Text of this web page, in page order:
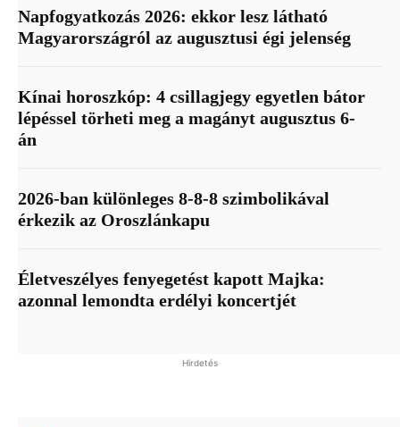
Napfogyatkozás 2026: ekkor lesz látható
Magyarországról az augusztusi égi jelenség
Kínai horoszkóp: 4 csillagjegy egyetlen bátor
lépéssel törheti meg a magányt augusztus 6-
án
2026-ban különleges 8-8-8 szimbolikával
érkezik az Oroszlánkapu
Életveszélyes fenyegetést kapott Majka:
azonnal lemondta erdélyi koncertjét
Hirdetés